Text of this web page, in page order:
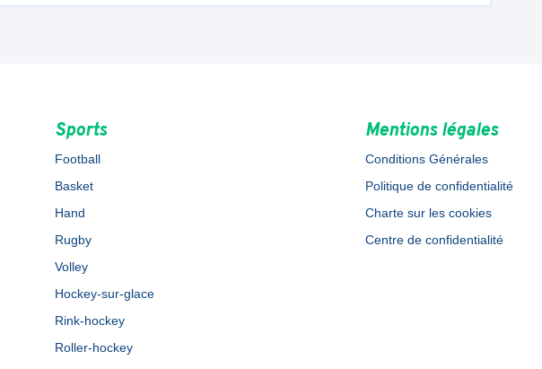
Sports
Football
Basket
Hand
Rugby
Volley
Hockey-sur-glace
Rink-hockey
Roller-hockey
Mentions légales
Conditions Générales
Politique de confidentialité
Charte sur les cookies
Centre de confidentialité